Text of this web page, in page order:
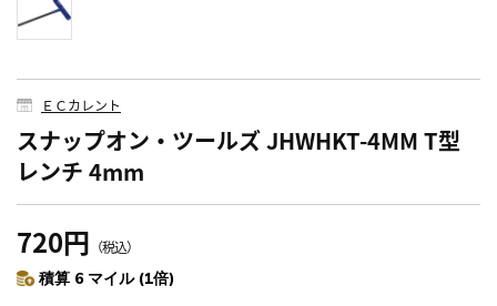
ＥＣカレント
スナップオン・ツールズ JHWHKT-4MM T型
レンチ 4mm
720円 （税込）
積算 6 マイル (1倍)